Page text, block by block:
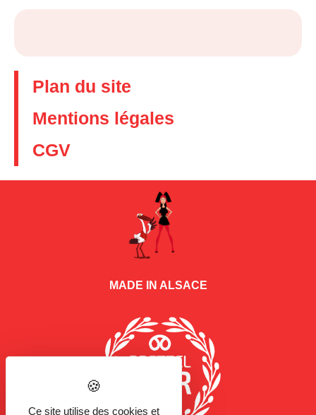
Plan du site
Mentions légales
CGV
MADE IN ALSACE
Ce site utilise des cookies et